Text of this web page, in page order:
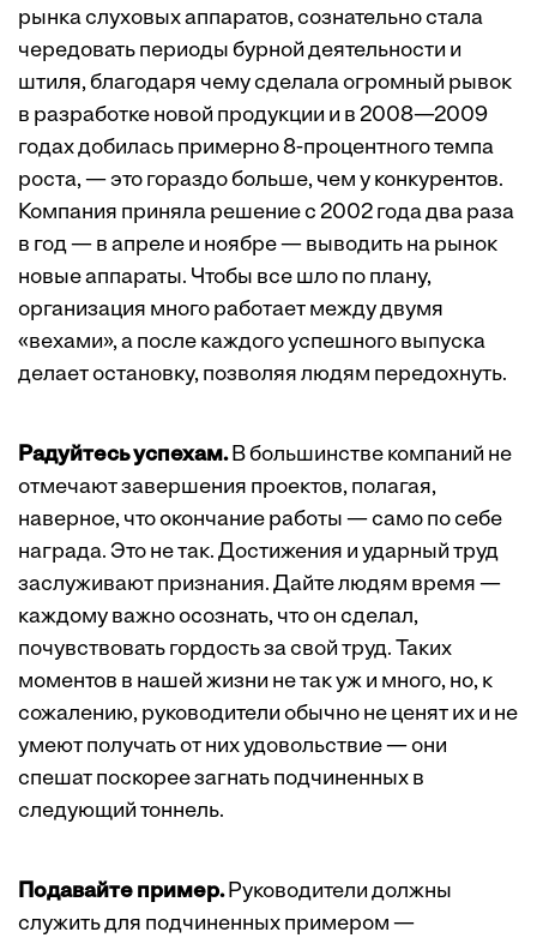
рынка слуховых аппаратов, сознательно стала
чередовать периоды бурной деятельности и
штиля, благодаря чему сделала огромный рывок
в разработке новой продукции и в 2008—2009
годах добилась примерно 8-процентного темпа
роста, — это гораздо больше, чем у конкурентов.
Компания приняла решение с 2002 года два раза
в год — в апреле и ноябре — выводить на рынок
новые аппараты. Чтобы все шло по плану,
организация много работает между двумя
«вехами», а после каждого успешного выпуска
делает остановку, позволяя людям передохнуть.
Радуйтесь успехам.В большинстве компаний не
отмечают завершения проектов, полагая,
наверное, что окончание работы — само по себе
награда. Это не так. Достижения и ударный труд
заслуживают признания. Дайте людям время —
каждому важно осознать, что он сделал,
почувствовать гордость за свой труд. Таких
моментов в нашей жизни не так уж и много, но, к
сожалению, руководители обычно не ценят их и не
умеют получать от них удовольствие — они
спешат поскорее загнать подчиненных в
следующий тоннель.
Подавайте пример.Руководители должны
служить для подчиненных примером —